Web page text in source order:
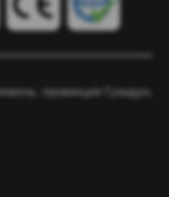
провинция Гуандун,